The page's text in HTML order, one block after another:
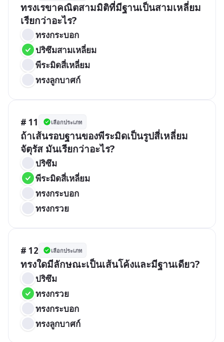
ทรงเรขาคณิตสามมิติที่มีฐานเป็นสามเหลี่ยม
เรียกว่าอะไร?
ทรงกระบอก
ปริซึมสามเหลี่ยม
พีระมิดสี่เหลี่ยม
ทรงลูกบาศก์
# 11 เลือกประเภท
ถ้าเส้นรอบฐานของพีระมิดเป็นรูปสี่เหลี่ยม
จัตุรัส มันเรียกว่าอะไร?
ปริซึม
พีระมิดสี่เหลี่ยม
ทรงกระบอก
ทรงกรวย
# 12 เลือกประเภท
ทรงใดมีลักษณะเป็นเส้นโค้งและมีฐานเดียว?
ปริซึม
ทรงกรวย
ทรงกระบอก
ทรงลูกบาศก์